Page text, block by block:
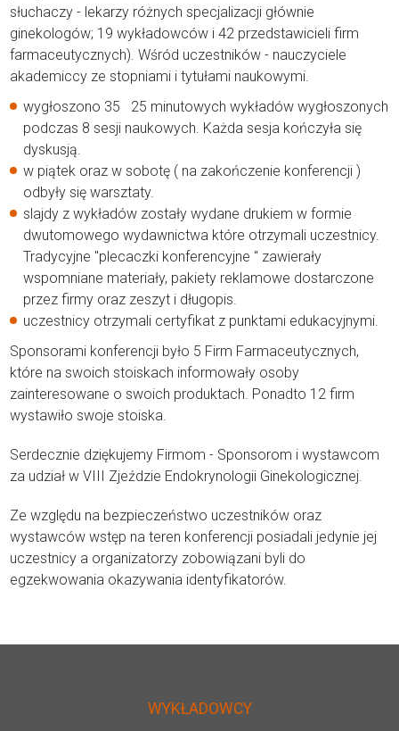
słuchaczy - lekarzy różnych specjalizacji głównie
ginekologów; 19 wykładowców i 42 przedstawicieli firm
farmaceutycznych). Wśród uczestników - nauczyciele
akademiccy ze stopniami i tytułami naukowymi.
wygłoszono 35 25 minutowych wykładów wygłoszonych
podczas 8 sesji naukowych. Każda sesja kończyła się
dyskusją.
w piątek oraz w sobotę ( na zakończenie konferencji )
odbyły się warsztaty.
slajdy z wykładów zostały wydane drukiem w formie
dwutomowego wydawnictwa które otrzymali uczestnicy.
Tradycyjne "plecaczki konferencyjne " zawierały
wspomniane materiały, pakiety reklamowe dostarczone
przez firmy oraz zeszyt i długopis.
uczestnicy otrzymali certyfikat z punktami edukacyjnymi.
Sponsorami konferencji było 5 Firm Farmaceutycznych,
które na swoich stoiskach informowały osoby
zainteresowane o swoich produktach. Ponadto 12 firm
wystawiło swoje stoiska.
Serdecznie dziękujemy Firmom - Sponsorom i wystawcom
za udział w VIII Zjeździe Endokrynologii Ginekologicznej.
Ze względu na bezpieczeństwo uczestników oraz
wystawców wstęp na teren konferencji posiadali jedynie jej
uczestnicy a organizatorzy zobowiązani byli do
egzekwowania okazywania identyfikatorów.
WYKŁADOWCY